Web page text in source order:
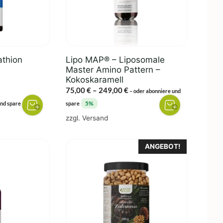
spare 5%
Lipo MAP® – Liposomale
Master Amino Pattern –
Kokoskaramell
75,00€ – 249,00€Preisspanne:
–oder abonniere und
spare
5%
zzgl. Versand
der
Produktseite
gewählt
werden
ANGEBOT!